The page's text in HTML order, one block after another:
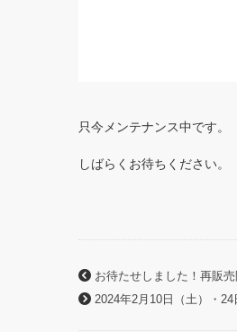
只今メンテナンス中です。
しばらくお待ちください。
お待たせしました！再販
2024年2月10日（土）・